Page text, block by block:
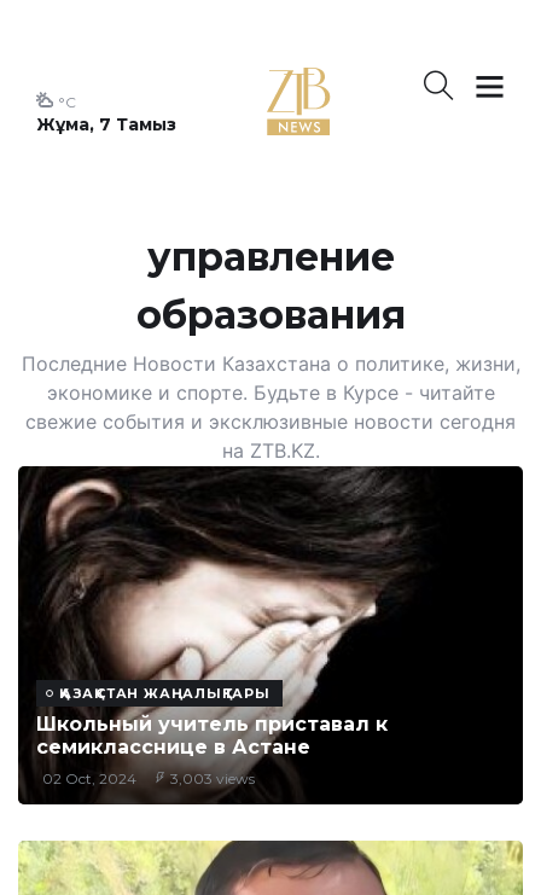
Жұма, 7 Тамыз
°C
управление
образования
Последние Новости Казахстана о политике, жизни,
экономике и спорте. Будьте в Курсе - читайте
свежие события и эксклюзивные новости сегодня
на ZTB.KZ.
ҚАЗАҚСТАН ЖАҢАЛЫҚТАРЫ
Школьный учитель приставал к
семикласснице в Астане
02 Oct, 2024 3,003 views